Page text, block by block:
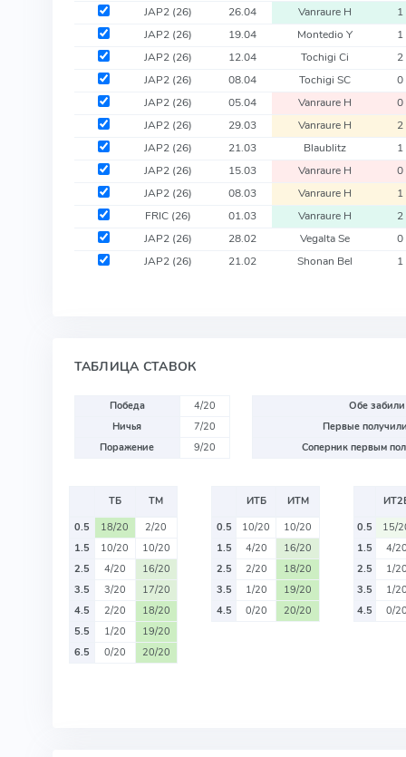
JAP2 (26) 26.04 Vanraure H
1
JAP2 (26) 19.04 Montedio Y
1
JAP2 (26) 12.04 Tochigi Ci
2
JAP2 (26) 08.04 Tochigi SC
0
JAP2 (26) 05.04 Vanraure H
0
JAP2 (26) 29.03 Vanraure H
2
JAP2 (26) 21.03 Blaublitz
1
JAP2 (26) 15.03 Vanraure H
0
JAP2 (26) 08.03 Vanraure H
1
FRIC (26) 01.03 Vanraure H
2
JAP2 (26) 28.02 Vegalta Se
0
JAP2 (26) 21.02 Shonan Bel 1
ТАБЛИЦА СТАВОК
Победа
4/20
Ничья
7/20
Поражение
9/20
Обе
Первые
Соперник первым
ТБ
ТМ
0.5
18/20
2/20
1.5
10/20
10/20
2.5
4/20
16/20
3.5
3/20
17/20
4.5
2/20
18/20
5.5
1/20
19/20
6.5
0/20 20/20
ИТБ
ИТМ
0.5
10/20
10/20
1.5
4/20
16/20
2.5
2/20
18/20
3.5
1/20
19/20
4.5
0/20 20/20
0.5
15/
1.5
4/
2.5
1/
3.5
1/
4.5
0/